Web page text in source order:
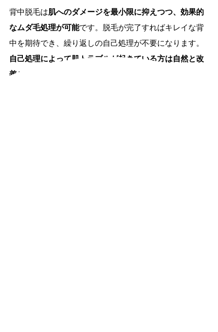
背中脱毛は肌へのダメージを最小限に抑えつつ、効果的
なムダ毛処理が可能です。脱毛が完了すればキレイな背
中を期待でき、繰り返しの自己処理が不要になります。
自己処理によって肌トラブルが起きている方は自然と改
善します。